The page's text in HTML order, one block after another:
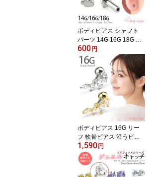
ボディピアス シャフト
パーツ 14G 16G 18G 内
径5mm 花型ディスク ラ
ブレットスタッド インタ
ーナル 軟骨ピアス トラ
ガス 専用 シャフト サー
ジカルステンレス 片耳用
金属アレルギー対応【当
店オリジナル インターナ
ル専用 シャフト】
600円
ボディピアス 16G リー
フ 軟骨ピアス 沿うピア
ス ストレートバーベル
キュービックジルコニア
サージカルステンレス 金
属アレルギー対応 つけっ
1,590円